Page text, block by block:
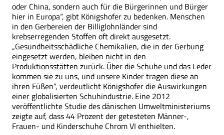
oder China, sondern auch für die Bürgerinnen und Bürger
hier in Europa“, gibt Königshofer zu bedenken. Menschen
in den Gerbereien der Billiglohnländer sind
krebserregenden Stoffen oft direkt ausgesetzt.
„Gesundheitsschädliche Chemikalien, die in der Gerbung
eingesetzt werden, bleiben nicht in den
Produktionsstätten zurück. Über die Schuhe und das Leder
kommen sie zu uns, und unsere Kinder tragen diese an
ihren Füßen“, verdeutlicht Königshofer die Auswirkungen
einer globalisierten Schuhindustrie. Eine 2012
veröffentlichte Studie des dänischen Umweltministeriums
zeigte auf, dass 44 Prozent der getesteten Männer-,
Frauen- und Kinderschuhe Chrom VI enthielten.